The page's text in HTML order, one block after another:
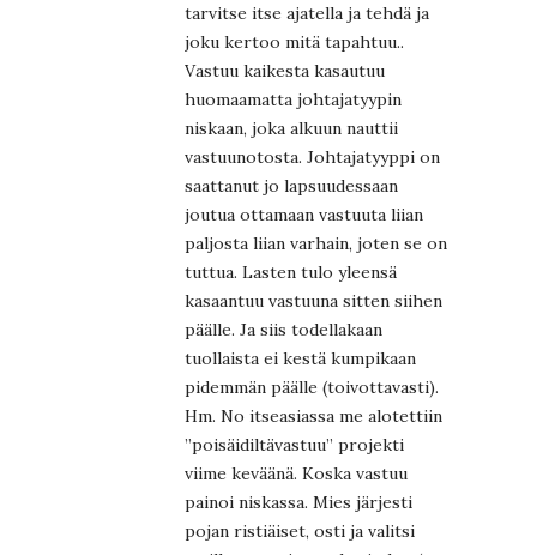
tarvitse itse ajatella ja tehdä ja
joku kertoo mitä tapahtuu..
Vastuu kaikesta kasautuu
huomaamatta johtajatyypin
niskaan, joka alkuun nauttii
vastuunotosta. Johtajatyyppi on
saattanut jo lapsuudessaan
joutua ottamaan vastuuta liian
paljosta liian varhain, joten se on
tuttua. Lasten tulo yleensä
kasaantuu vastuuna sitten siihen
päälle. Ja siis todellakaan
tuollaista ei kestä kumpikaan
pidemmän päälle (toivottavasti).
Hm. No itseasiassa me alotettiin
”poisäidiltävastuu” projekti
viime keväänä. Koska vastuu
painoi niskassa. Mies järjesti
pojan ristiäiset, osti ja valitsi